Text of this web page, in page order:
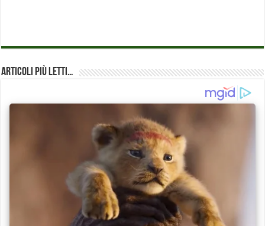
Articoli più Letti…